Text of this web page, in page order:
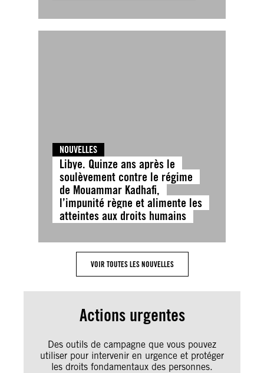
NOUVELLES
Libye. Quinze ans après le
soulèvement contre le régime
de Mouammar Kadhafi,
l’impunité règne et alimente les
atteintes aux droits humains
VOIR TOUTES LES NOUVELLES
Actions urgentes
Des outils de campagne que vous pouvez
utiliser pour intervenir en urgence et protéger
les droits fondamentaux des personnes.